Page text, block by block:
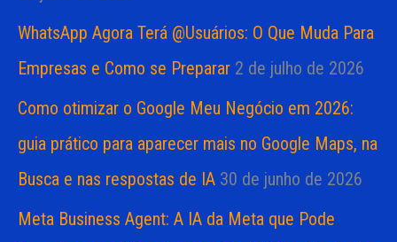
WhatsApp Agora Terá @Usuários: O Que Muda Para
Empresas e Como se Preparar 2 de julho de 2026
Como otimizar o Google Meu Negócio em 2026:
guia prático para aparecer mais no Google Maps, na
Busca e nas respostas de IA 30 de junho de 2026
Meta Business Agent: A IA da Meta que Pode